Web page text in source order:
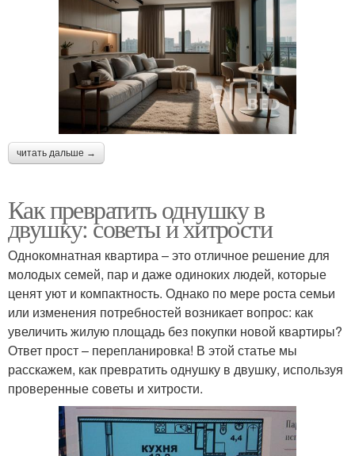
читать дальше →
Как превратить однушку в
двушку: советы и хитрости
Однокомнатная квартира – это отличное решение для
молодых семей, пар и даже одиноких людей, которые
ценят уют и компактность. Однако по мере роста семьи
или изменения потребностей возникает вопрос: как
увеличить жилую площадь без покупки новой квартиры?
Ответ прост – перепланировка! В этой статье мы
расскажем, как превратить однушку в двушку, используя
проверенные советы и хитрости.